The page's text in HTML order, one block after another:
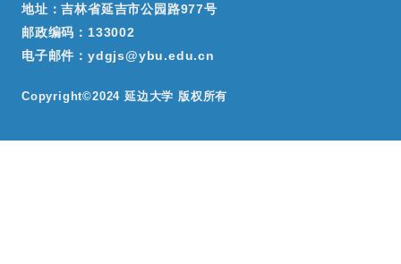
地址：吉林省延吉市公园路977号
邮政编码：133002
电子邮件：ydgjs@ybu.edu.cn
Copyright©2024 延边大学 版权所有